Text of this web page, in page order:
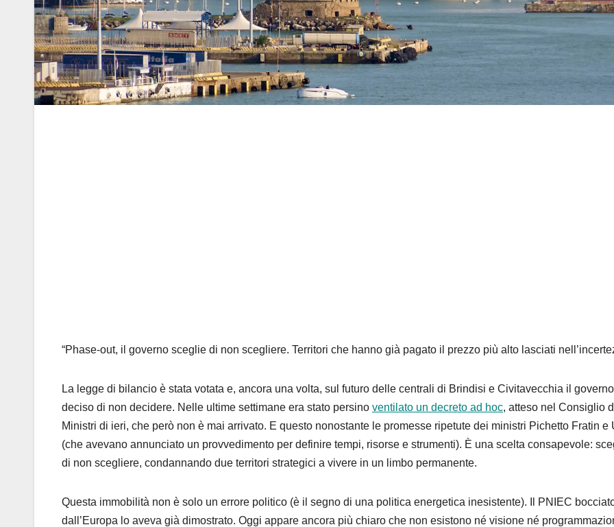
“Phase-out, il governo sceglie di non scegliere. Territori che hanno già pagato il prezzo più alto lasciati
La legge di bilancio è stata votata e, ancora una volta, sul futuro delle centrali di Brindisi e Civitavecchia il
deciso di non decidere. Nelle ultime settimane era stato persino ventilato un decreto ad hoc, atteso nel Consiglio
Ministri di ieri, che però non è mai arrivato. E questo nonostante le promesse ripetute dei ministri Pichetto Fratin e
(che avevano annunciato un provvedimento per definire tempi, risorse e strumenti). È una scelta consapevole:
di non scegliere, condannando due territori strategici a vivere in un limbo permanente.
Questa immobilità non è solo un errore politico (è il segno di una politica energetica inesistente). Il PNIEC
dall’Europa lo aveva già dimostrato. Oggi appare ancora più chiaro che non esistono né visione né